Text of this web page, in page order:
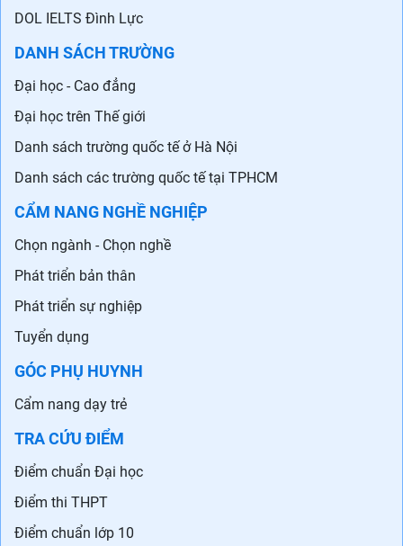
DOL IELTS Đình Lực
DANH SÁCH TRƯỜNG
Đại học - Cao đẳng
Đại học trên Thế giới
Danh sách trường quốc tế ở Hà Nội
Danh sách các trường quốc tế tại TPHCM
CẨM NANG NGHỀ NGHIỆP
Chọn ngành - Chọn nghề
Phát triển bản thân
Phát triển sự nghiệp
Tuyển dụng
GÓC PHỤ HUYNH
Cẩm nang dạy trẻ
TRA CỨU ĐIỂM
Điểm chuẩn Đại học
Điểm thi THPT
Điểm chuẩn lớp 10